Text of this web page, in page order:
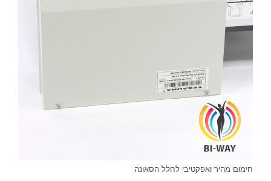
חימום מהיר ואפקטיבי לחלל הסאונה